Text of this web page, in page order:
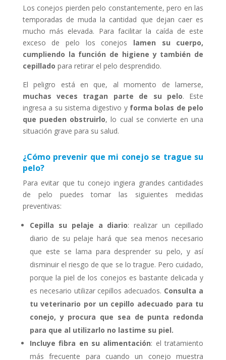
Los conejos pierden pelo constantemente, pero en las
temporadas de muda la cantidad que dejan caer es
mucho más elevada. Para facilitar la caída de este
exceso de pelo los conejos lamen su cuerpo,
cumpliendo la función de higiene y también de
cepillado para retirar el pelo desprendido.
El peligro está en que, al momento de lamerse,
muchas veces tragan parte de su pelo. Este
ingresa a su sistema digestivo y forma bolas de pelo
que pueden obstruirlo, lo cual se convierte en una
situación grave para su salud.
¿Cómo prevenir que mi conejo se trague su
pelo?
Para evitar que tu conejo ingiera grandes cantidades
de pelo puedes tomar las siguientes medidas
preventivas:
Cepilla su pelaje a diario: realizar un cepillado
diario de su pelaje hará que sea menos necesario
que este se lama para desprender su pelo, y así
disminuir el riesgo de que se lo trague. Pero cuidado,
porque la piel de los conejos es bastante delicada y
es necesario utilizar cepillos adecuados. Consulta a
tu veterinario por un cepillo adecuado para tu
conejo, y procura que sea de punta redonda
para que al utilizarlo no lastime su piel.
Incluye fibra en su alimentación: el tratamiento
más frecuente para cuando un conejo muestra